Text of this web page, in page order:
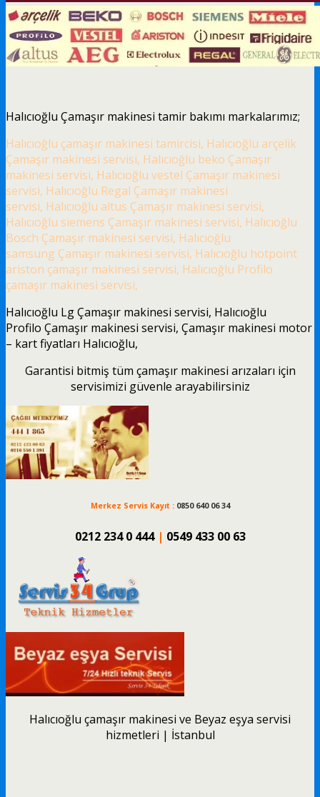
Halıcıoğlu Çamaşır makinesi tamir bakımı markalarımız;
Halıcıoğlu çamaşır makinesi tamircisi, Halıcıoğlu arçelik
Çamaşır makinesi servisi, Halıcıoğlu beko Çamaşır
makinesi servisi, Halıcıoğlu vestel Çamaşır makinesi
servisi, Halıcıoğlu Regal Çamaşır makinesi
servisi, Halıcıoğlu altus Çamaşır makinesi servisi,
Halıcıoğlu siemens Çamaşır makinesi servisi, Halıcıoğlu
Bosch Çamaşır makinesi servisi, Halıcıoğlu
samsung Çamaşır makinesi servisi, Halıcıoğlu hotpoint
ariston çamaşır makinesi servisi, Halıcıoğlu Profilo
çamaşır makinesi servisi,
Halıcıoğlu Lg Çamaşır makinesi servisi, Halıcıoğlu
Profilo Çamaşır makinesi servisi, Çamaşır makinesi motor
– kart fiyatları Halıcıoğlu,
Garantisi bitmiş tüm çamaşır makinesi arızaları için
servisimizi güvenle arayabilirsiniz
Merkez Servis Kayıt : 0850 640 06 34
0212 234 0 444 | 0549 433 00 63
Halıcıoğlu çamaşır makinesi ve Beyaz eşya servisi
hizmetleri | İstanbul